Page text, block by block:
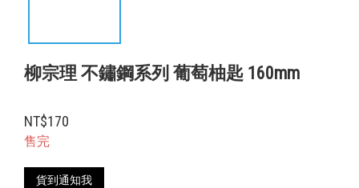
柳宗理 不鏽鋼系列 葡萄柚匙 160mm
NT$170
售完
貨到通知我